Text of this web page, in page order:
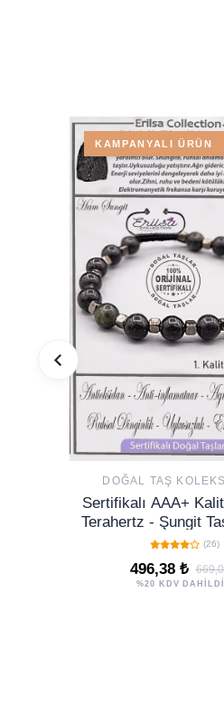
KAMPANYALI ÜRÜN
DOĞAL TAŞ
Sertifikalı AAA+
Terahertz - Şungit
(Shungite)
(26)
496,38 ₺
%20 KDV